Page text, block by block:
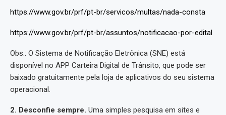
https://www.gov.br/prf/pt-br/servicos/multas/nada-consta
https://www.gov.br/prf/pt-br/assuntos/notificacao-por-edital
Obs.: O Sistema de Notificação Eletrônica (SNE) está
disponível no APP Carteira Digital de Trânsito, que pode ser
baixado gratuitamente pela loja de aplicativos do seu sistema
operacional.
2. Desconfie sempre. Uma simples pesquisa em sites e